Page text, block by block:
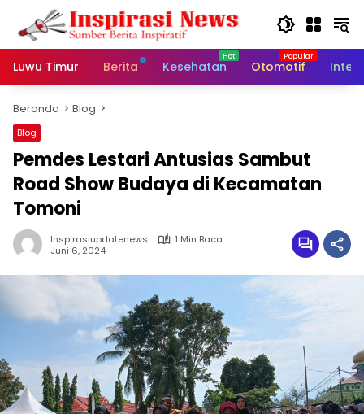
Langsung
konten
Luwu Timur
Berita Kesehatan Otomotif
Beranda Blog
Blog
Pemdes Lestari Antusias Sambut
Road Show Budaya di Kecamatan
Tomoni
Inspirasiupdatenews
1 Min Baca
Juni 6, 2024